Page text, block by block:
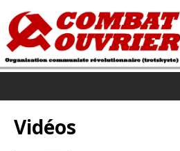
Vidéos